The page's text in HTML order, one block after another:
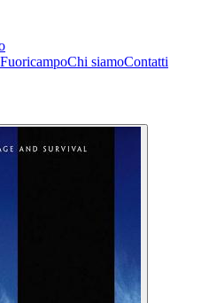
FuoricampoChi siamoContatti